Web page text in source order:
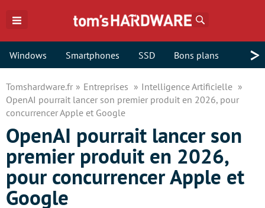
Windows Smartphones SSD Bons plans >
Tomshardware.fr Entreprises
Intelligence Artificielle
OpenAI pourrait lancer son premier produit en 2026, pour
concurrencer Apple et Google
OpenAI pourrait lancer son
premier produit en 2026,
pour concurrencer Apple et
Google